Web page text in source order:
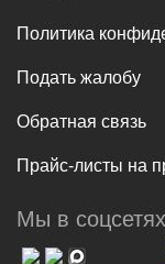
Политика
Подать жалобу
Обратная связь
Прайс-листы на
Мы в соцсетях